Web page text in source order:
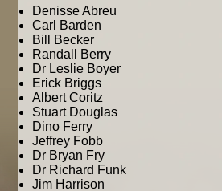
Denisse Abreu
Carl Barden
Bill Becker
Randall Berry
Dr Leslie Boyer
Erick Briggs
Albert Coritz
Stuart Douglas
Dino Ferry
Jeffrey Fobb
Dr Bryan Fry
Dr Richard Funk
Jim Harrison